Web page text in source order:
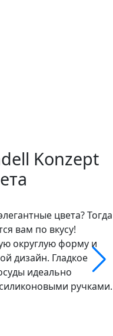
Konzept
цвета? Тогда
вам по вкусу!
округлую форму и
дизайн. Гладкое
идеально
ручками.